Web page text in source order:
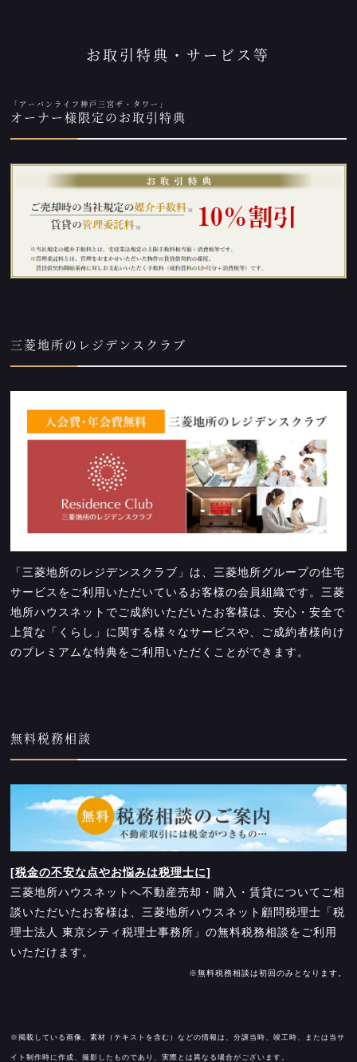
お取引特典・サービス等
「アーバンライフ神戸三宮ザ・タワー」
オーナー様限定のお取引特典
三菱地所のレジデンスクラブ
「三菱地所のレジデンスクラブ」は、三菱地所グループの住宅
サービスをご利用いただいているお客様の会員組織です。三菱
地所ハウスネットでご成約いただいたお客様は、安心・安全で
上質な「くらし」に関する様々なサービスや、ご成約者様向け
のプレミアムな特典をご利用いただくことができます。
無料税務相談
[税金の不安な点やお悩みは税理士に]
三菱地所ハウスネットへ不動産売却・購入・賃貸についてご相
談いただいたお客様は、三菱地所ハウスネット顧問税理士「税
理士法人 東京シティ税理士事務所」の無料税務相談をご利用
いただけます。
※無料税務相談は初回のみとなります。
※掲載している画像、素材（テキストを含む）などの情報は、分譲当時、竣工時、または当サ
イト制作時に作成、撮影したものであり、実際とは異なる場合がございます。